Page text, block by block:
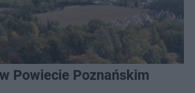
Powiecie Poznańskim